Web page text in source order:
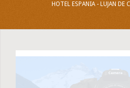
HOTEL ESPANIA - LUJAN DE